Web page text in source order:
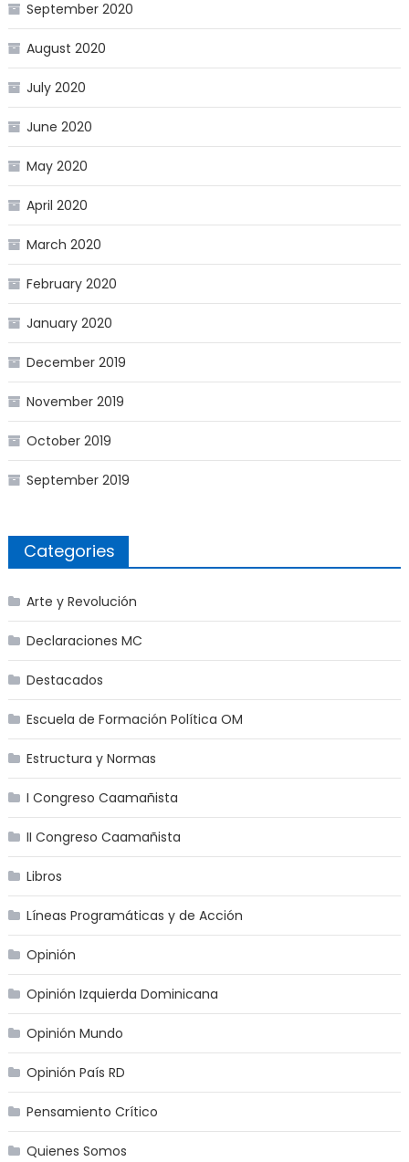
September 2020
August 2020
July 2020
June 2020
May 2020
April 2020
March 2020
February 2020
January 2020
December 2019
November 2019
October 2019
September 2019
Categories
Arte y Revolución
Declaraciones MC
Destacados
Escuela de Formación Política OM
Estructura y Normas
I Congreso Caamañista
II Congreso Caamañista
Libros
Líneas Programáticas y de Acción
Opinión
Opinión Izquierda Dominicana
Opinión Mundo
Opinión País RD
Pensamiento Crítico
Quienes Somos